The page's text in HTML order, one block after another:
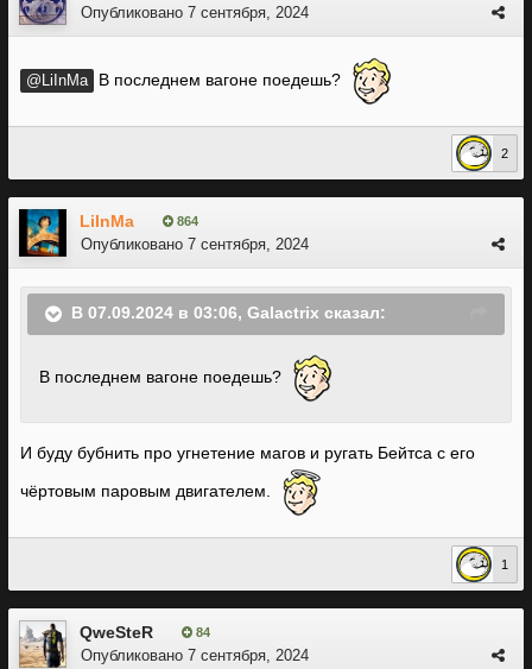
Опубликовано 7 сентября, 2024
@LiInMa В последнем вагоне поедешь?
2
LiInMa 864
Опубликовано 7 сентября, 2024
В 07.09.2024 в 03:06, Galactrix сказал:
В последнем вагоне поедешь?
И буду бубнить про угнетение магов и ругать Бейтса с его
чёртовым паровым двигателем.
1
QweSteR 84
Опубликовано 7 сентября, 2024